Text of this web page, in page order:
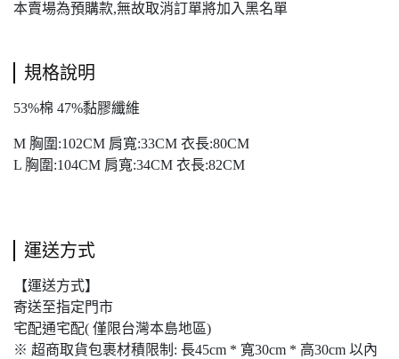
本賣場為預購款,無故取消訂單將加入黑名單
規格說明
53%棉 47%黏膠纖維
M 胸圍:102CM 肩寬:33CM 衣長:80CM
L 胸圍:104CM 肩寬:34CM 衣長:82CM
運送方式
【運送方式】
寄送至指定門市
宅配通宅配( 僅限台灣本島地區)
※ 超商取貨包裹材積限制: 長45cm * 寬30cm * 高30cm 以內